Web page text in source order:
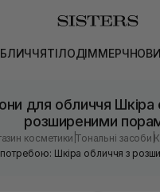
ТІЛОДІММЕРЧ
для обличчя Шкіра
розширеними
косметики |Тональні засоби |
потребою: Шкіра обличчя з